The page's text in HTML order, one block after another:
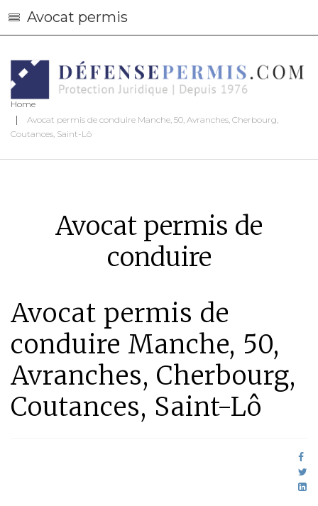
Avocat permis
Home
Avocat permis de conduire Manche, 50, Avranches, Cherbourg,
Coutances, Saint-Lô
Avocat permis de
conduire
Avocat permis de
conduire Manche, 50,
Avranches, Cherbourg,
Coutances, Saint-Lô